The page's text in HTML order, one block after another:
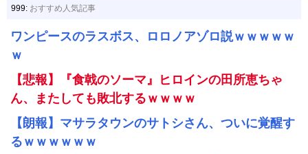
999: おすすめ人気記事
ワンピースのラスボス、ロロノアゾロ説ｗｗｗｗｗ
ｗ
【悲報】『食戟のソーマ』ヒロインの田所恵ちゃ
ん、またしても敗北するｗｗｗｗ
【朗報】マサラタウンのサトシさん、ついに覚醒す
るｗｗｗｗｗｗ